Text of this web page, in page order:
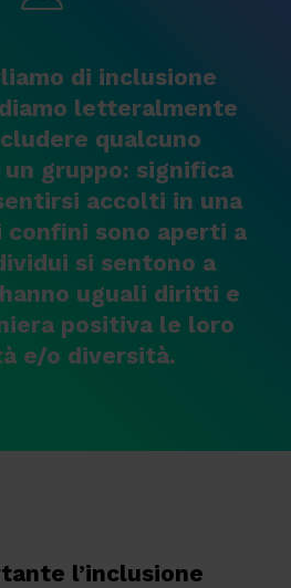
di inclusione
letteralmente
qualcuno
gruppo: significa
accolti in una
confini sono aperti a
si sentono a
uguali diritti e
positiva le loro
e/o diversità.
l’inclusione